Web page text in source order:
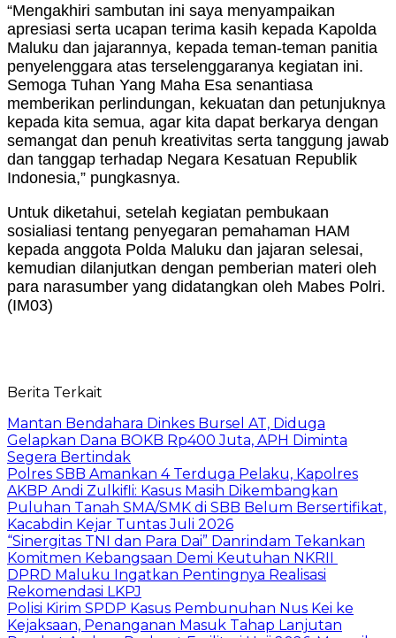
“Mengakhiri sambutan ini saya menyampaikan
apresiasi serta ucapan terima kasih kepada Kapolda
Maluku dan jajarannya, kepada teman-teman panitia
penyelenggara atas terselenggaranya kegiatan ini.
Semoga Tuhan Yang Maha Esa senantiasa
memberikan perlindungan, kekuatan dan petunjuknya
kepada kita semua, agar kita dapat berkarya dengan
semangat dan penuh kreativitas serta tanggung jawab
dan tanggap terhadap Negara Kesatuan Republik
Indonesia,” pungkasnya.
Untuk diketahui, setelah kegiatan pembukaan
sosialiasi tentang penyegaran pemahaman HAM
kepada anggota Polda Maluku dan jajaran selesai,
kemudian dilanjutkan dengan pemberian materi oleh
para narasumber yang didatangkan oleh Mabes Polri.
(IM03)
Berita Terkait
Mantan Bendahara Dinkes Bursel AT, Diduga
Gelapkan Dana BOKB Rp400 Juta, APH Diminta
Segera Bertindak
Polres SBB Amankan 4 Terduga Pelaku, Kapolres
AKBP Andi Zulkifli: Kasus Masih Dikembangkan
Puluhan Tanah SMA/SMK di SBB Belum Bersertifikat,
Kacabdin Kejar Tuntas Juli 2026
“Sinergitas TNI dan Para Dai” Danrindam Tekankan
Komitmen Kebangsaan Demi Keutuhan NKRII ‎
DPRD Maluku Ingatkan Pentingnya Realisasi
Rekomendasi LKPJ
Polisi Kirim SPDP Kasus Pembunuhan Nus Kei ke
Kejaksaan, Penanganan Masuk Tahap Lanjutan